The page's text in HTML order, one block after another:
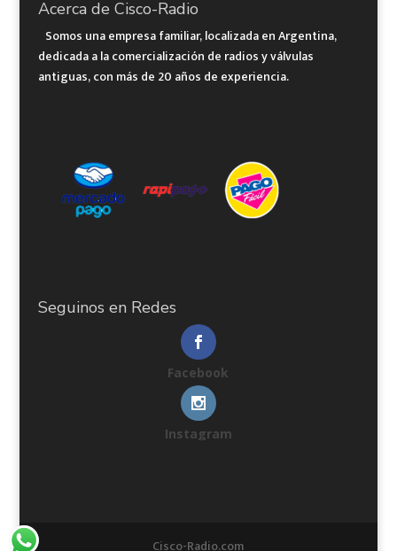
Acerca de Cisco-Radio
Somos una empresa familiar, localizada en Argentina,
dedicada a la comercialización de radios y válvulas
antiguas, con más de 20 años de experiencia.
Seguinos en Redes
Facebook
Instagram
Cisco-Radio.com